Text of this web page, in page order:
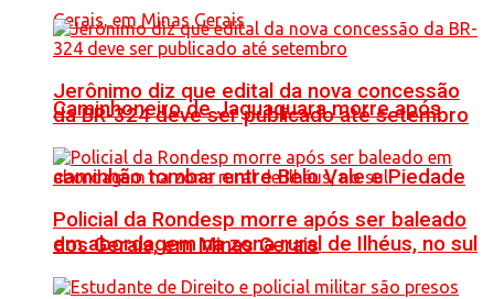
Caminhoneiro de Jaguaquara morre após
caminhão tombar entre Belo Vale e Piedade
dos Gerais, em Minas Gerais
Jerônimo diz que edital da nova concessão
da BR-324 deve ser publicado até setembro
Policial da Rondesp morre após ser baleado
em abordagem na zona rural de Ilhéus, no sul